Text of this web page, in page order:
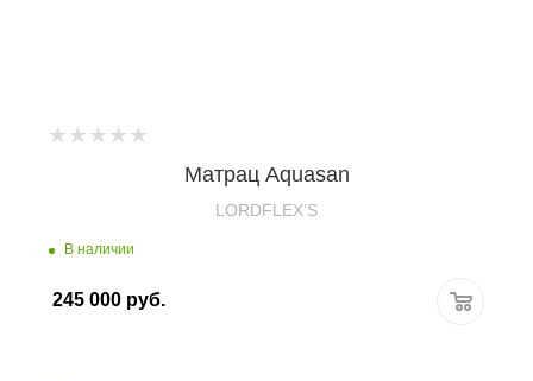
Матрац Aquasan
LORDFLEX’S
В наличии
245 000 руб.